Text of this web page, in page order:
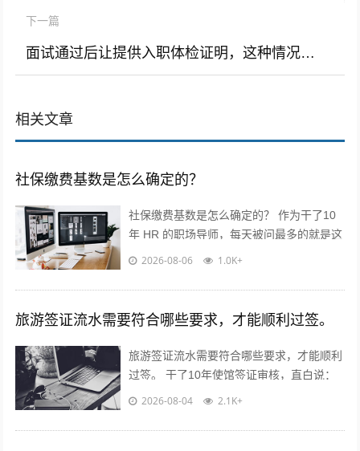
下一篇
面试通过后让提供入职体检证明，这种情况大家都遇见过吗？
相关文章
社保缴费基数是怎么确定的？
社保缴费基数是怎么确定的？ 作为干了10
年 HR 的职场导师，每天被问最多的就是这
个问题！今天不讲官话，全是求职者能直接
2026-08-06 1.0K+
旅游签证流水需要符合哪些要求，才能顺利过签。
旅游签证流水需要符合哪些要求，才能顺利
过签。 干了10年使馆签证审核，直白说：
流水不是看你有多少钱，是看你“能不能正
2026-08-04 2.1K+